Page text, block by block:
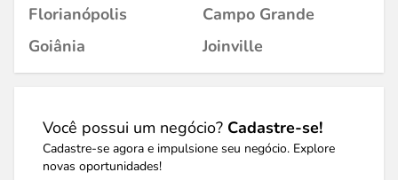
Florianópolis
Campo Grande
Goiânia
Joinville
Você possui um negócio? Cadastre-se!
Cadastre-se agora e impulsione seu negócio. Explore
novas oportunidades!